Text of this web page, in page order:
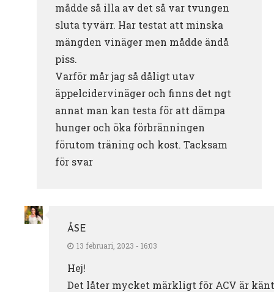
mådde så illa av det så var tvungen
sluta tyvärr. Har testat att minska
mängden vinäger men mådde ändå
piss.
Varför mår jag så dåligt utav
äppelcidervinäger och finns det ngt
annat man kan testa för att dämpa
hunger och öka förbränningen
förutom träning och kost. Tacksam
för svar
ÅSE
13 februari, 2023 - 16:03
Hej!
Det låter mycket märkligt för ACV är